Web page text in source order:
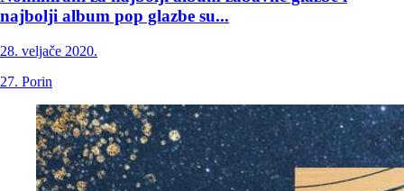
najbolji album pop glazbe su...
28. veljače 2020.
27. Porin